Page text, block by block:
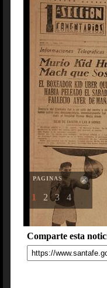
PAGINAS
1 2 3 4
Comparte esta